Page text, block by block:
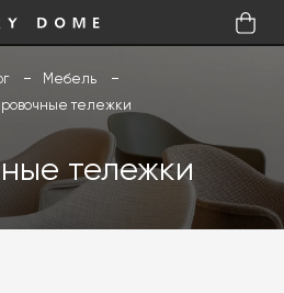
Мебель
тележки
тележки